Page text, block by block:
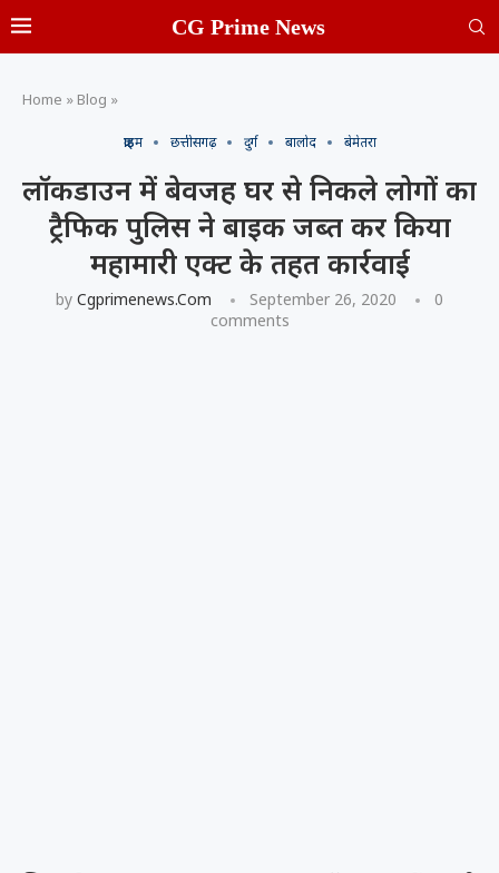
CG Prime News
Home » Blog »
क्राइम छत्तीसगढ़ दुर्ग बालोद बेमेतरा
लॉकडाउन में बेवजह घर से निकले लोगों का
ट्रैफिक पुलिस ने बाइक जब्त कर किया
महामारी एक्ट के तहत कार्रवाई
by Cgprimenews.com September 26, 2020
0
comments